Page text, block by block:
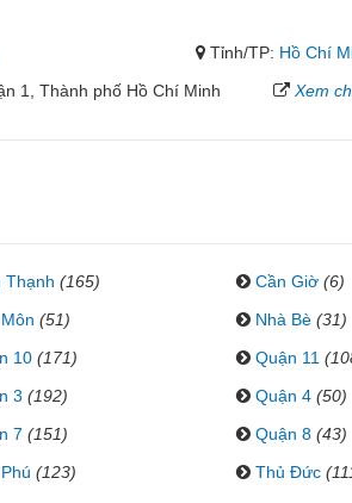
Tỉnh/TP: Hồ Chí
1, Thành phố Hồ Chí Minh
Xem
Thạnh (165) Cần Giờ (6)
(51) Nhà Bè (31)
10 (171) Quận 11
3 (192) Quận 4 (50)
7 (151) Quận 8 (43)
(123) Thủ Đức